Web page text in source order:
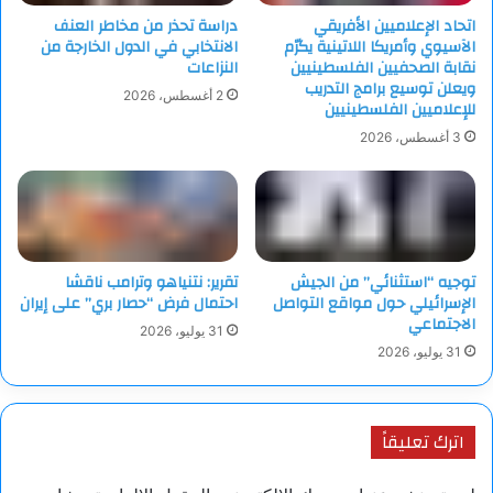
وخارج المتجر وقتل 23 شخصا.
وقبل إطلاق النار، انشغل كروسيوس بنقاش الهجرة، حيث نشر على
الإنترنت منشورات داعمة لبناء الجدار الحدودي، ورسائل أخرى تشيد
بسياسات الرئيس دونالد ترامب المتشددة بشأن الحدود، الذي كان
في ولايته الأولى آنذاك، بل ذهب أبعد من ذلك في خطابه الذي نشره
قبل الهجوم، قائلا “إن ذوي الأصول الإسبانية سيسيطرون على
الحكومة والاقتصاد”.
جدير بالذكر أن أعمار الضحايا تراوحت بين طالب رياضي في
المدرسة الثانوية يبلغ من العمر 15 عاما وعدة أجداد، وكان من بينهم
مهاجرون، وسائق حافلة متقاعد، ومعلمون، وحرفيون، والعديد من
اتحاد الإعلاميين الأفريقي
الآسيوي وأمريكا اللاتينية يكرّم
نقابة الصحفيين الفلسطينيين
ويعلن توسيع برامج التدريب
للإعلاميين الفلسطينيين
3 أغسطس، 2026
دراسة تحذر من مخاطر العنف
الانتخابي في الدول الخارجة من
النزاعات
2 أغسطس، 2026
توجيه “استثنائي” من الجيش
الإسرائيلي حول مواقع التواصل
الاجتماعي
31 يوليو، 2026
تقرير: نتنياهو وترامب ناقشا
احتمال فرض “حصار بري” على إيران
31 يوليو، 2026
اترك تعليقاً